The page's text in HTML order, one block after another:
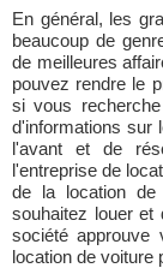
En général, les
beaucoup de
de meilleures
pouvez rendre le
si vous
d'informations sur
l'avant et de
l'entreprise de
de la location
souhaitez louer et
société approuve
location de voiture